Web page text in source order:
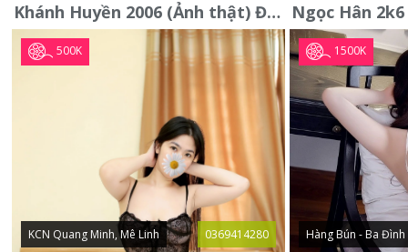
Khánh Huyền 2006 (Ảnh thật) Đại từ - Hoàng Mai
500K
KCN Quang Minh, Mê Linh 0369414280
1500K
Hàng Bún - Ba Đình